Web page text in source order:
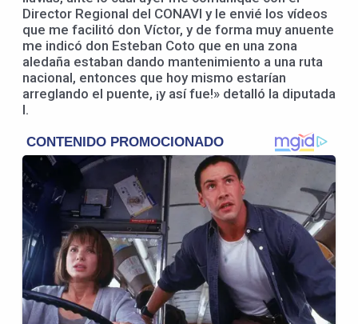
Director Regional del CONAVI y le envié los vídeos
que me facilitó don Víctor, y de forma muy anuente
me indicó don Esteban Coto que en una zona
aledaña estaban dando mantenimiento a una ruta
nacional, entonces que hoy mismo estarían
arreglando el puente, ¡y así fue!» detalló la diputada
l.